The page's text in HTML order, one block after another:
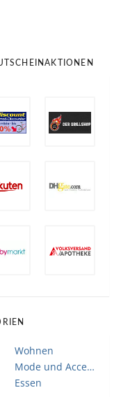
Wohnen
Mode und Accessoires
Essen